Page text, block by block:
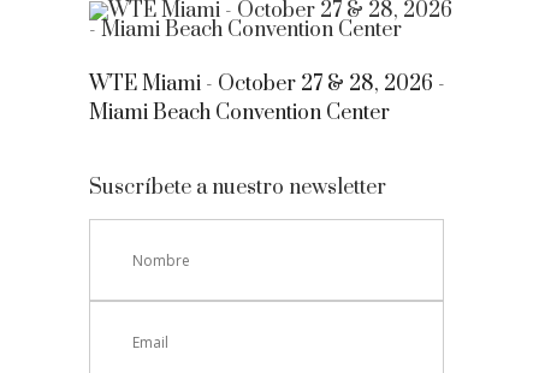
WTE Miami - October 27 & 28, 2026 -
Miami Beach Convention Center
Suscríbete a nuestro newsletter